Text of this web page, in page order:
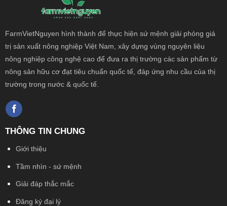
FarmVietNguyen hình thành để thực hiện sứ mệnh giải phóng giá
trị sản xuất nông nghiệp Việt Nam, xây dựng vùng nguyên liệu
nông nghiệp công nghệ cao để đưa ra thị trường các sản phẩm từ
nông sản hữu cơ đạt tiêu chuẩn quốc tế, đáp ứng nhu cầu của thị
trường trong nước & quốc tế.
THÔNG TIN CHUNG
Giới thiệu
Tầm nhìn - sứ mệnh
Giải đáp thắc mắc
Đăng ký đại lý